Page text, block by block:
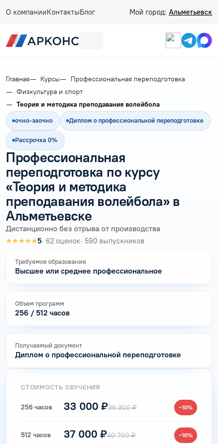
О компанииКонтактыБлог Мой город: Альметьевск
Главная Курсы
Профессиональная переподготовка
Физкультура и спорт
Теория и методика преподавания волейбола
очно-заочно Диплом о профессиональной переподготовке
Рассрочка 0%
Профессиональная
переподготовка по курсу
«Теория и методика
преподавания волейбола» в
Альметьевске
Дистанционно без отрыва от производства
★★★★★5· 62 оценок· 590 выпускников
Требуемое образование
Высшее или среднее профессиональное
Объем программ
256 / 512 часов
Получаемый документ
Диплом о профессиональной переподготовке
СТОИМОСТЬ ОБУЧЕНИЯ
256 часов 33 000 ₽36 300 ₽ −10%
512 часов 37 000 ₽40 700 ₽ −10%